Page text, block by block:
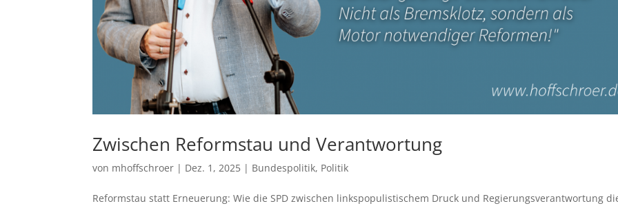
Zwischen Reformstau und Verantwortung
von mhoffschroer | Dez. 1, 2025 | Bundespolitik, Politik
Reformstau statt Erneuerung: Wie die SPD zwischen linkspopulistischem Druck und Regierungsverantwortung